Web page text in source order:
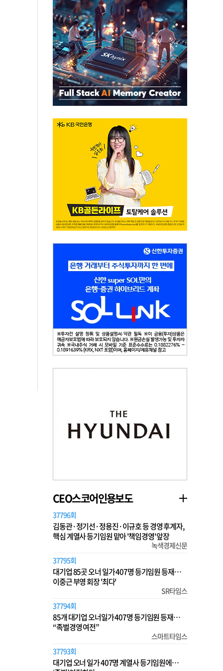
CEO스코어인용보도
37796회
김동관·정기선·정용진·이규호 등 경영 후계자,
핵심 계열사 등기임원 맡아 '책임경영' 앞장
녹색경제신문
37795회
대기업 85곳 오너 일가 407명 등기임원 등재…
이중근 부영 회장 '최다'
SR타임스
37794회
85개 대기업 오너일가 407명 등기임원 등재…
“족벌경영 여전”
스마트타임스
37793회
대기업 오너 일가 407명 계열사 등기임원에…